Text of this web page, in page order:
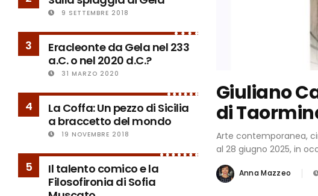
9 SETTEMBRE 2018
3
Eracleonte da Gela nel 233
a.C. o nel 2020 d.C.?
31 MARZO 2020
4
La Coffa: Un pezzo di Sicilia
a braccetto del mondo
19 NOVEMBRE 2018
5
Il talento comico e la
Filosofironia di Sofia
Giuliano
di
Arte contemporanea,
al 28 giugno 2025, in
Anna Mazzeo